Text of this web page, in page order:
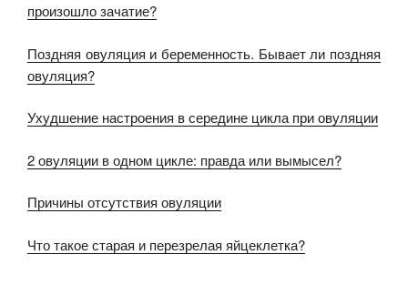
произошло зачатие?
Поздняя овуляция и беременность. Бывает ли поздняя
овуляция?
Ухудшение настроения в середине цикла при овуляции
2 овуляции в одном цикле: правда или вымысел?
Причины отсутствия овуляции
Что такое старая и перезрелая яйцеклетка?